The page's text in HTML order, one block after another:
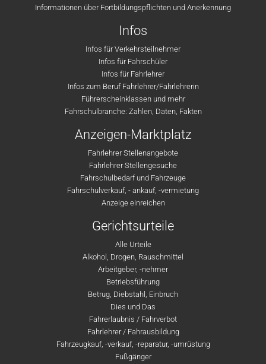
Informationen über Fortbildungspflichten und Anerkennung
Infos
Infos für Verkehrsteilnehmer
Infos für Fahrschüler
Infos für Fahrlehrer
Infos zum Beruf Fahrlehrer/Fahrlehrerin
Führerscheinklassen und mehr
Fahrschulbranche: Zahlen, Daten, Fakten
Anzeigen-Marktplatz
Fahrlehrer Stellenangebote
Fahrlehrer Stellengesuche
Fahrschulbedarf und Fahrzeuge
Fahrschulverkauf, - ankauf, -vermietung
Anzeige einreichen
Gerichtsurteile
Alle Urteile
Alkohol, Drogen, Rauschmittel
Arbeitgeber, -nehmer
Betriebsführung
Betrug, Diebstahl, Einbruch
Dies und Das
Fahrerlaubnis / Fahrverbot
Fahrlehrer / Fahrausbildung
Fahrzeugkauf, -verkauf, -reparatur, -umrüstung
Fußgänger